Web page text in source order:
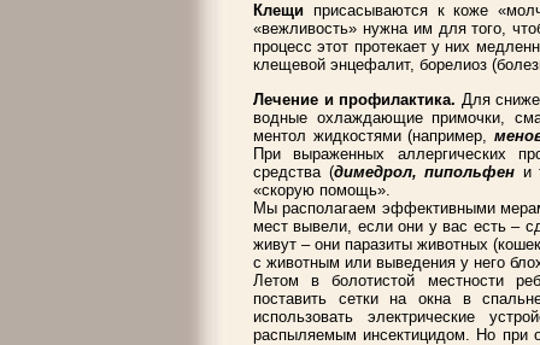
Клещи присасываются к коже
«вежливость» нужна им для того,
процесс этот протекает у них
клещевой энцефалит, борелиоз
Лечение и профилактика. Для
водные охлаждающие примочки,
ментол жидкостями (например,
При выраженных аллергических
средства (димедрол, пипольфен и
«скорую помощь».
Мы располагаем эффективными
мест вывели, если они у вас есть –
живут – они паразиты животных
с животным или выведения у него
Летом в болотистой местности
поставить сетки на окна в
использовать электрические
распыляемым инсектицидом. Но при